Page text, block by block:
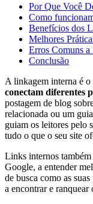
Por Que Você
Como
Benefícios dos
Melhores
Erros Comuns a
Conclusão
A linkagem interna é o
conectam diferentes
postagem de blog
relacionada ou um
guiam os leitores pelo
tudo o que o seu site
Links internos
Google, a entender
de busca como as
a encontrar e